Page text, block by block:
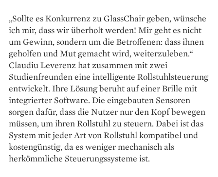
„Sollte es Konkurrenz zu GlassChair geben, wünsche
ich mir, dass wir überholt werden! Mir geht es nicht
um Gewinn, sondern um die Betroffenen: dass ihnen
geholfen und Mut gemacht wird, weiterzuleben.“
Claudiu Leverenz hat zusammen mit zwei
Studienfreunden eine intelligente Rollstuhlsteuerung
entwickelt. Ihre Lösung beruht auf einer Brille mit
integrierter Software. Die eingebauten Sensoren
sorgen dafür, dass die Nutzer nur den Kopf bewegen
müssen, um ihren Rollstuhl zu steuern. Dabei ist das
System mit jeder Art von Rollstuhl kompatibel und
kostengünstig, da es weniger mechanisch als
herkömmliche Steuerungssysteme ist.